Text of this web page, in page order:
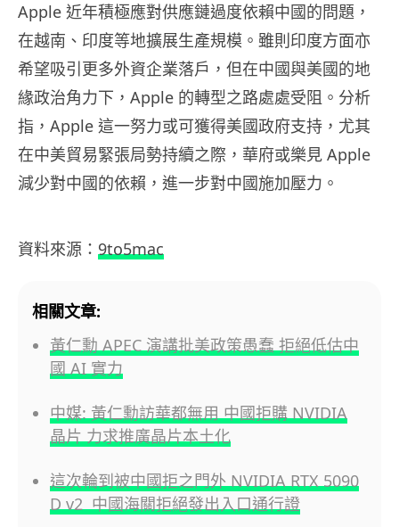
Apple 近年積極應對供應鏈過度依賴中國的問題，
在越南、印度等地擴展生產規模。雖則印度方面亦
希望吸引更多外資企業落戶，但在中國與美國的地
緣政治角力下，Apple 的轉型之路處處受阻。分析
指，Apple 這一努力或可獲得美國政府支持，尤其
在中美貿易緊張局勢持續之際，華府或樂見 Apple
減少對中國的依賴，進一步對中國施加壓力。
資料來源： 9to5mac
相關文章:
黃仁勳 APEC 演講批美政策愚蠢 拒絕低估中
國 AI 實力
中媒: 黃仁勳訪華都無用 中國拒購 NVIDIA
晶片 力求推廣晶片本土化
這次輪到被中國拒之門外 NVIDIA RTX 5090
D v2 中國海關拒絕發出入口通行證